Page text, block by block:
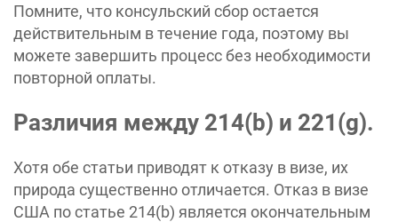
Помните, что консульский сбор остается
действительным в течение года, поэтому вы
можете завершить процесс без необходимости
повторной оплаты.
Различия между 214(b) и 221(g).
Хотя обе статьи приводят к отказу в визе, их
природа существенно отличается. Отказ в визе
США по статье 214(b) является окончательным